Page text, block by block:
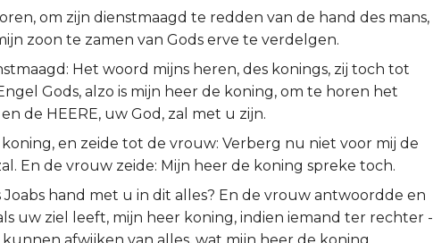
om zijn dienstmaagd te redden van de hand des mans,
zoon te zamen van Gods erve te verdelgen.
Het woord mijns heren, des konings, zij toch tot
Gods, alzo is mijn heer de koning, om te horen het
de HEERE, uw God, zal met u zijn.
en zeide tot de vrouw: Verberg nu niet voor mij de
En de vrouw zeide: Mijn heer de koning spreke toch.
Joabs hand met u in dit alles? En de vrouw antwoordde en
uw ziel leeft, mijn heer koning, indien iemand ter rechter -